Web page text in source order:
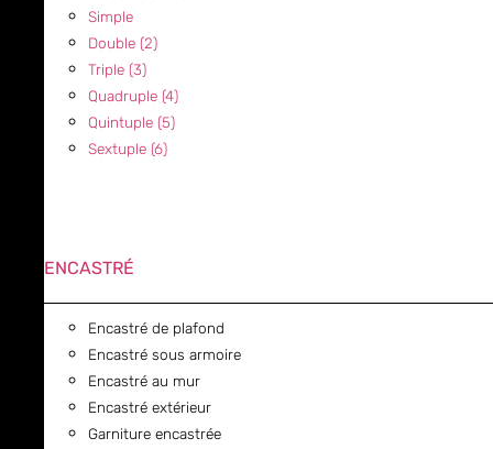
Simple
Double (2)
Triple (3)
Quadruple (4)
Quintuple (5)
Sextuple (6)
ENCASTRÉ
Encastré de plafond
Encastré sous armoire
Encastré au mur
Encastré extérieur
Garniture encastrée